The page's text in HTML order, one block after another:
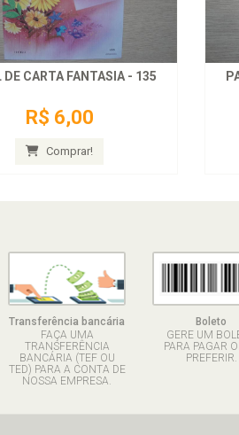
DE CARTA FANTASIA - 135
R$ 6,00
Comprar!
Transferência bancária
FAÇA UMA
TRANSFERÊNCIA
BANCÁRIA (TEF OU
TED) PARA A CONTA DE
NOSSA EMPRESA.
Boleto
GERE UM
PARA PAGAR
PREFERIR.